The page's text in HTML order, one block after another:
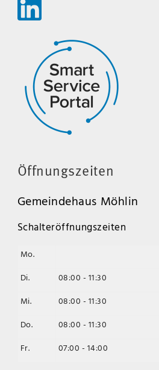
Öffnungszeiten
Gemeindehaus Möhlin
Schalteröffnungszeiten
Mo.
Di.
08:00 - 11:30
Mi.
08:00 - 11:30
Do.
08:00 - 11:30
Fr.
07:00 - 14:00